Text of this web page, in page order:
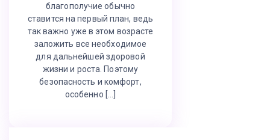
благополучие обычно
ставится на первый план, ведь
так важно уже в этом возрасте
заложить все необходимое
для дальнейшей здоровой
жизни и роста. Поэтому
безопасность и комфорт,
особенно […]